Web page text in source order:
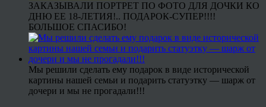
ЗАКАЗЫВАЛИ ПОРТРЕТ ПО ФОТО ДЛЯ ДОЧКИ КО
ДНЮ ЕЕ 18-ЛЕТИЯ!.. ПОДАРОК-СУПЕР!!!!
БОЛЬШОЕ СПАСИБО!
Мы решили сделать ему подарок в виде исторической
картины нашей семьи и подарить статуэтку — шарж от
дочери и мы не прогадали!!!